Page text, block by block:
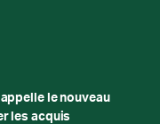
appelle le nouveau
les acquis